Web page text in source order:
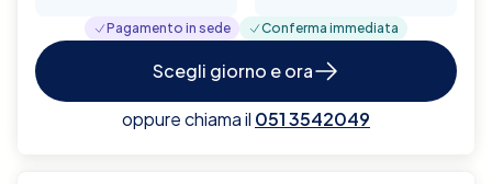
Pagamento in sede Conferma immediata
Scegli giorno e ora
oppure chiama il 051 3542049